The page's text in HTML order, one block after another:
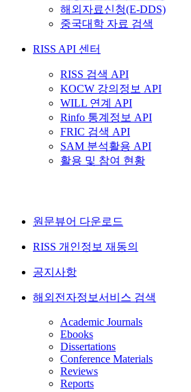
해외자료신청(E-DDS)
중국대학 자료 검색
RISS API 센터
RISS 검색 API
KOCW 강의정보 API
WILL 연계 API
Rinfo 통계정보 API
FRIC 검색 API
SAM 분석활용 API
활용 및 참여 현황
원문뷰어 다운로드
RISS 개인정보 재동의
공지사항
해외전자정보서비스 검색
Academic Journals
Ebooks
Dissertations
Conference Materials
Reviews
Reports